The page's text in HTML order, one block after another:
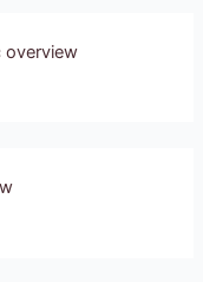
overview